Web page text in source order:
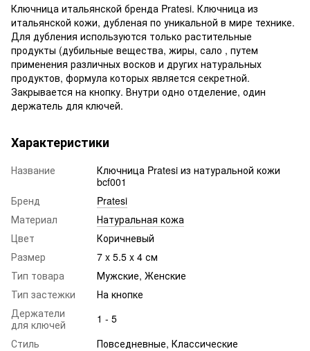
Ключница итальянской бренда Pratesi. Ключница из
итальянской кожи, дубленая по уникальной в мире технике.
Для дубления используются только растительные
продукты (дубильные вещества, жиры, сало , путем
применения различных восков и других натуральных
продуктов, формула которых является секретной.
Закрывается на кнопку. Внутри одно отделение, один
держатель для ключей.
Характеристики
Название
Ключница Pratesi из натуральной кожи
bcf001
Бренд
Pratesi
Материал
Натуральная кожа
Цвет
Коричневый
Размер
7 x 5.5 x 4 см
Тип товара
Мужские, Женские
Тип застежки
На кнопке
Держатели
для ключей
1 - 5
Стиль
Повседневные, Классические